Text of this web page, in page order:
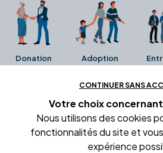
Donation Adoption
Ces avis proviennent
Business de l'office notarial. Ils
été vérifiés par
CONTINUER SANS
Votre choix concernant
Nous utilisons des cookies
fonctionnalités du site et
expérience